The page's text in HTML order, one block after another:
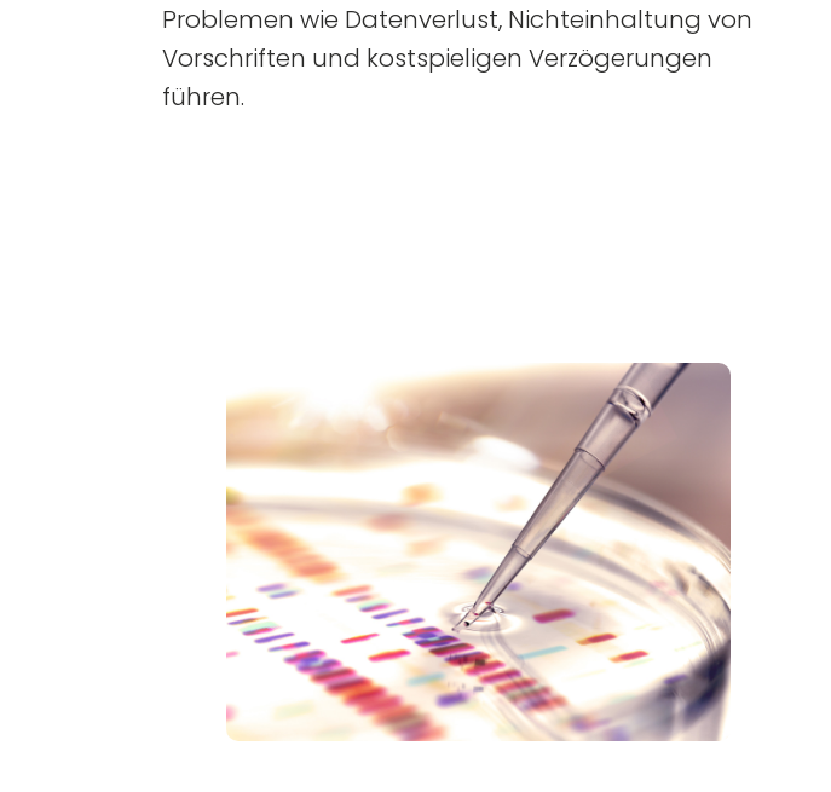
Problemen wie Datenverlust, Nichteinhaltung von
Vorschriften und kostspieligen Verzögerungen
führen.